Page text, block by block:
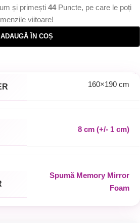
și primești 44Puncte, pe care le poți
viitoare!
ADAUGĂ ÎN COȘ
160×190 cm
8 cm (+/- 1 cm)
Spumă Memory Mirror
Foam